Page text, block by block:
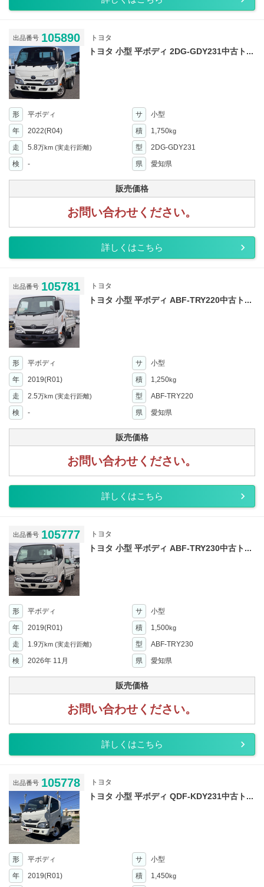
出品番号 105890 トヨタ
トヨタ 小型 平ボディ 2DG-GDY231中古ト...
形 平ボディ サ
小型
年
2022(R04) 積 1,750kg
走 5.8万km (実走行距離) 型
2DG-GDY231
検
- 県 愛知県
販売価格
お問い合わせください。
詳しくはこちら
出品番号 105781 トヨタ
トヨタ 小型 平ボディ ABF-TRY220中古ト...
形 平ボディ サ
小型
年
2019(R01) 積 1,250kg
走 2.5万km (実走行距離) 型
ABF-TRY220
検
- 県 愛知県
販売価格
お問い合わせください。
詳しくはこちら
出品番号 105777 トヨタ
トヨタ 小型 平ボディ ABF-TRY230中古ト...
形 平ボディ サ
小型
年
2019(R01) 積 1,500kg
走 1.9万km (実走行距離) 型
ABF-TRY230
検
2026年 11月 県 愛知県
販売価格
お問い合わせください。
詳しくはこちら
出品番号 105778 トヨタ
トヨタ 小型 平ボディ QDF-KDY231中古ト...
形 平ボディ サ
小型
年
2019(R01) 積 1,450kg